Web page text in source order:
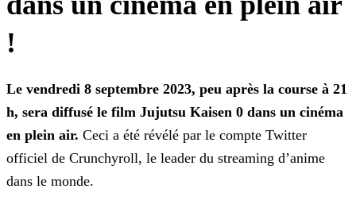
!
Le vendredi 8 septembre 2023, peu après la course à 21
h, sera diffusé le film Jujutsu Kaisen 0 dans un cinéma
en plein air. Ceci a été révélé par le compte Twitter
officiel de Crunchyroll, le leader du streaming d’anime
dans le monde.